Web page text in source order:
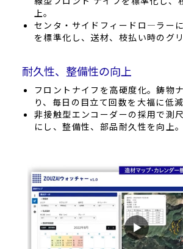
上。
センタ・サイドフィードロ―ラー
を標準化し、送材、枝払い時のグ
耐久性、整備性の向上
フロントナイフを高硬度化。鋳物
り、毎日の目立て回数を大福に低減
非接触型エンコーダーの採用で測
にし、整備性、部品耐久性を向上。